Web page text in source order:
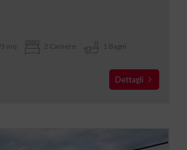
mq 2 Camere 1 Bagni
Dettagli